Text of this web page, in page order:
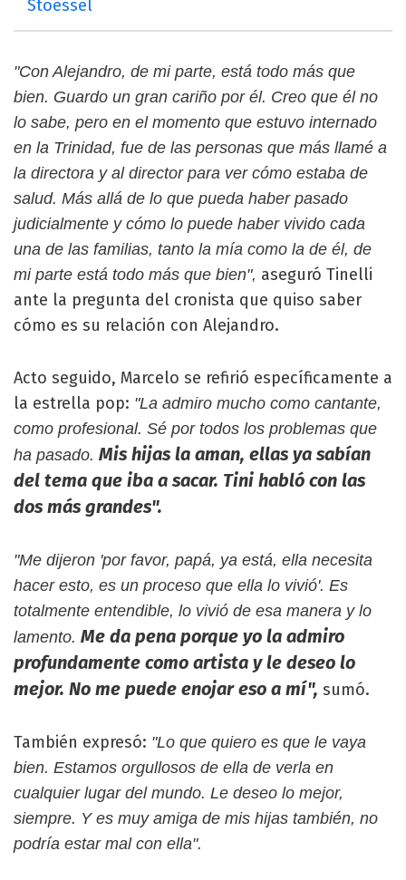
Stoessel
"Con Alejandro, de mi parte, está todo más que
bien. Guardo un gran cariño por él. Creo que él no
lo sabe, pero en el momento que estuvo internado
en la Trinidad, fue de las personas que más llamé a
la directora y al director para ver cómo estaba de
salud. Más allá de lo que pueda haber pasado
judicialmente y cómo lo puede haber vivido cada
una de las familias, tanto la mía como la de él, de
mi parte está todo más que bien", aseguró Tinelli
ante la pregunta del cronista que quiso saber
cómo es su relación con Alejandro.
Acto seguido, Marcelo se refirió específicamente a
la estrella pop: "La admiro mucho como cantante,
como profesional. Sé por todos los problemas que
ha pasado. Mis hijas la aman, ellas ya sabían
del tema que iba a sacar. Tini habló con las
dos más grandes".
"Me dijeron 'por favor, papá, ya está, ella necesita
hacer esto, es un proceso que ella lo vivió'. Es
totalmente entendible, lo vivió de esa manera y lo
lamento. Me da pena porque yo la admiro
profundamente como artista y le deseo lo
mejor. No me puede enojar eso a mí", sumó.
También expresó: "Lo que quiero es que le vaya
bien. Estamos orgullosos de ella de verla en
cualquier lugar del mundo. Le deseo lo mejor,
siempre. Y es muy amiga de mis hijas también, no
podría estar mal con ella".